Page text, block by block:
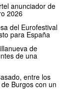
anunciador de
2026
del Eurofestival
para España
de
de una
entre los
Burgos con un